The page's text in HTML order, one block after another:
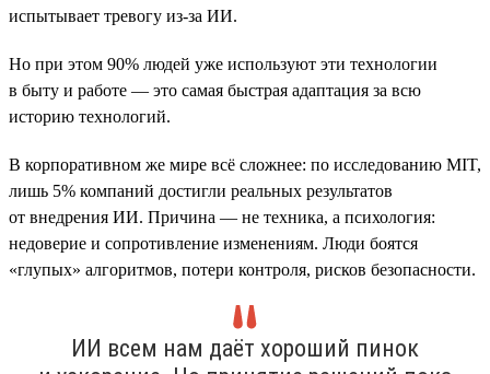
испытывает тревогу из-за ИИ.
Но при этом 90% людей уже используют эти технологии
в быту и работе — это самая быстрая адаптация за всю
историю технологий.
В корпоративном же мире всё сложнее: по исследованию MIT,
лишь 5% компаний достигли реальных результатов
от внедрения ИИ. Причина — не техника, а психология:
недоверие и сопротивление изменениям. Люди боятся
«глупых» алгоритмов, потери контроля, рисков безопасности.
ИИ всем нам даёт хороший пинок